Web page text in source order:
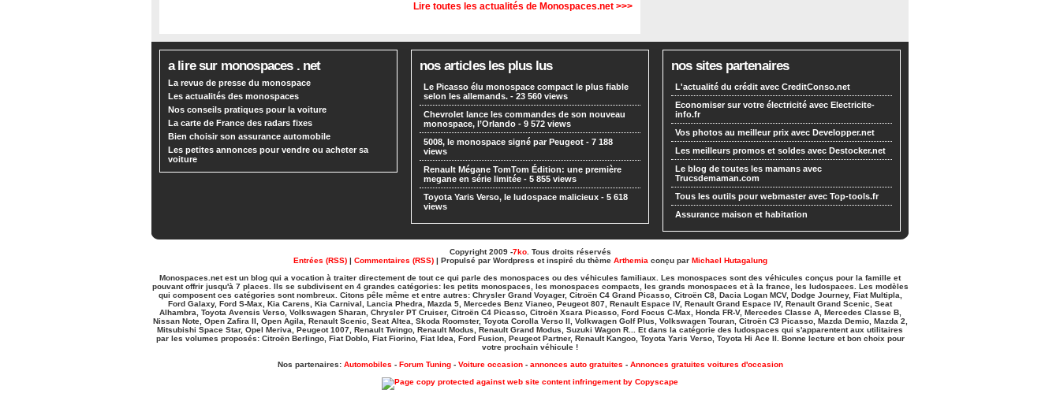
Lire toutes les actualités de Monospaces.net >>>
a lire sur monospaces . net
La revue de presse du monospace
Les actualités des monospaces
Nos conseils pratiques pour la voiture
La carte de France des radars fixes
Bien choisir son assurance automobile
Les petites annonces pour vendre ou acheter sa
voiture
nos articles les plus lus
Le Picasso élu monospace compact le plus fiable
selon les allemands. - 23 560 views
Chevrolet lance les commandes de son nouveau
monospace, l’Orlando - 9 572 views
5008, le monospace signé par Peugeot - 7 188
views
Renault Mégane TomTom Édition: une première
megane en série limitée - 5 855 views
Toyota Yaris Verso, le ludospace malicieux - 5 618
views
nos sites partenaires
L'actualité du crédit avec CreditConso.net
Economiser sur votre électricité avec Electricite-
info.fr
Vos photos au meilleur prix avec Developper.net
Les meilleurs promos et soldes avec Destocker.net
Le blog de toutes les mamans avec
Trucsdemaman.com
Tous les outils pour webmaster avec Top-tools.fr
Assurance maison et habitation
Copyright 2009 -7ko. Tous droits réservés
Entrées (RSS)| Commentaires (RSS)| Propulsé par Wordpress et inspiré du thème Arthemia conçu par Michael Hutagalung
Monospaces.net est un blog qui a vocation à traiter directement de tout ce qui parle des monospaces ou des véhicules familiaux. Les monospaces sont des véhicules conçus pour la famille et
pouvant offrir jusqu'à 7 places. Ils se subdivisent en 4 grandes catégories: les petits monospaces, les monospaces compacts, les grands monospaces et à la france, les ludospaces. Les modèles
qui composent ces catégories sont nombreux. Citons pêle même et entre autres: Chrysler Grand Voyager, Citroën C4 Grand Picasso, Citroën C8, Dacia Logan MCV, Dodge Journey, Fiat Multipla,
Ford Galaxy, Ford S-Max, Kia Carens, Kia Carnival, Lancia Phedra, Mazda 5, Mercedes Benz Vianeo, Peugeot 807, Renault Espace IV, Renault Grand Espace IV, Renault Grand Scenic, Seat
Alhambra, Toyota Avensis Verso, Volkswagen Sharan, Chrysler PT Cruiser, Citroën C4 Picasso, Citroën Xsara Picasso, Ford Focus C-Max, Honda FR-V, Mercedes Classe A, Mercedes Classe B,
Nissan Note, Open Zafira II, Open Agila, Renault Scenic, Seat Altea, Skoda Roomster, Toyota Corolla Verso II, Volkwagen Golf Plus, Volkswagen Touran, Citroën C3 Picasso, Mazda Demio, Mazda 2,
Mitsubishi Space Star, Opel Meriva, Peugeot 1007, Renault Twingo, Renault Modus, Renault Grand Modus, Suzuki Wagon R... Et dans la catégorie des ludospaces qui s'apparentent aux utilitaires
par les volumes proposés: Citroën Berlingo, Fiat Doblo, Fiat Fiorino, Fiat Idea, Ford Fusion, Peugeot Partner, Renault Kangoo, Toyota Yaris Verso, Toyota Hi Ace II. Bonne lecture et bon choix pour
votre prochain véhicule !
Nos partenaires: Automobiles - Forum Tuning- Voiture occasion- annonces auto gratuites - Annonces gratuites voitures d'occasion